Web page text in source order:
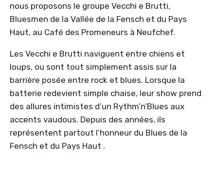
nous proposons le groupe Vecchi e Brutti,
Bluesmen de la Vallée de la Fensch et du Pays
Haut, au Café des Promeneurs à Neufchef.
Les Vecchi e Brutti naviguent entre chiens et
loups, ou sont tout simplement assis sur la
barrière posée entre rock et blues. Lorsque la
batterie redevient simple chaise, leur show prend
des allures intimistes d’un Rythm’n’Blues aux
accents vaudous. Depuis des années, ils
représentent partout l’honneur du Blues de la
Fensch et du Pays Haut .